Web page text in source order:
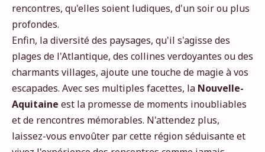
rencontres, qu'elles soient ludiques, d'un soir ou plus
profondes.
Enfin, la diversité des paysages, qu'il s'agisse des
plages de l'Atlantique, des collines verdoyantes ou des
charmants villages, ajoute une touche de magie à vos
escapades. Avec ses multiples facettes, la Nouvelle-
Aquitaine est la promesse de moments inoubliables
et de rencontres mémorables. N'attendez plus,
laissez-vous envoûter par cette région séduisante et